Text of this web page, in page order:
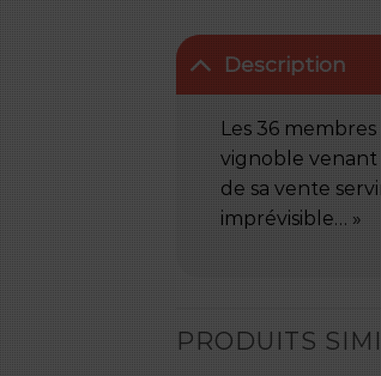
Description
Les 36
vignoble
de sa vente
imprévisible… »
PRODUITS